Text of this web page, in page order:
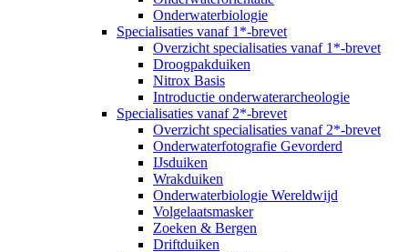
Onderwaterbiologie
Specialisaties vanaf 1*-brevet
Overzicht specialisaties vanaf 1*-brevet
Droogpakduiken
Nitrox Basis
Introductie onderwaterarcheologie
Specialisaties vanaf 2*-brevet
Overzicht specialisaties vanaf 2*-brevet
Onderwaterfotografie Gevorderd
IJsduiken
Wrakduiken
Onderwaterbiologie Wereldwijd
Volgelaatsmasker
Zoeken & Bergen
Driftduiken